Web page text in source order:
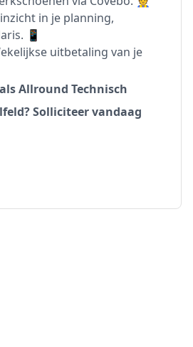
in je planning,
📱
uitbetaling van je
Allround Technisch
Solliciteer vandaag